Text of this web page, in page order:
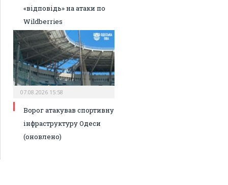
«відповідь» на атаки по
Wildberries
07.08.2026 15:58
Ворог атакував спортивну
інфраструктуру Одеси
(оновлено)